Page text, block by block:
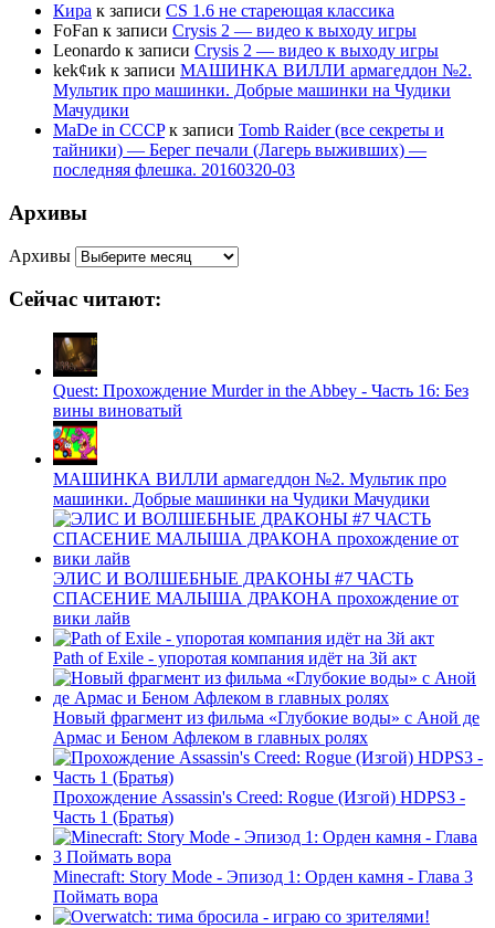
Кира к записи CS 1.6 не стареющая классика
FoFan к записи Crysis 2 — видео к выходу игры
Leonardo к записи Crysis 2 — видео к выходу игры
kek¢иk к записи МАШИНКА ВИЛЛИ армагеддон №2.
Мультик про машинки. Добрые машинки на Чудики
Мачудики
MaDe in CCCPк записи Tomb Raider (все секреты и
тайники) — Берег печали (Лагерь выживших) —
последняя флешка. 20160320-03
Архивы
Архивы
Сейчас читают:
Quest: Прохождение Murder in the Abbey - Часть 16: Без
вины виноватый
МАШИНКА ВИЛЛИ армагеддон №2. Мультик про
машинки. Добрые машинки на Чудики Мачудики
ЭЛИС И ВОЛШЕБНЫЕ ДРАКОНЫ #7 ЧАСТЬ
СПАСЕНИЕ МАЛЫША ДРАКОНА прохождение от
вики лайв
Path of Exile - упоротая компания идёт на 3й акт
Новый фрагмент из фильма «Глубокие воды» с Аной де
Армас и Беном Афлеком в главных ролях
Прохождение Assassin's Creed: Rogue (Изгой) HDPS3 -
Часть 1 (Братья)
Minecraft: Story Mode - Эпизод 1: Орден камня - Глава 3
Поймать вора